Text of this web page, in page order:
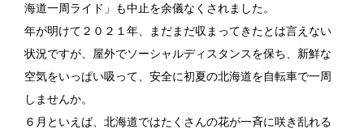
海道一周ライド」も中止を余儀なくされました。
年が明けて２０２１年、まだまだ収まってきたとは言えない
状況ですが、屋外でソーシャルディスタンスを保ち、新鮮な
空気をいっぱい吸って、安全に初夏の北海道を自転車で一周
しませんか。
６月といえば、北海道ではたくさんの花が一斉に咲き乱れる